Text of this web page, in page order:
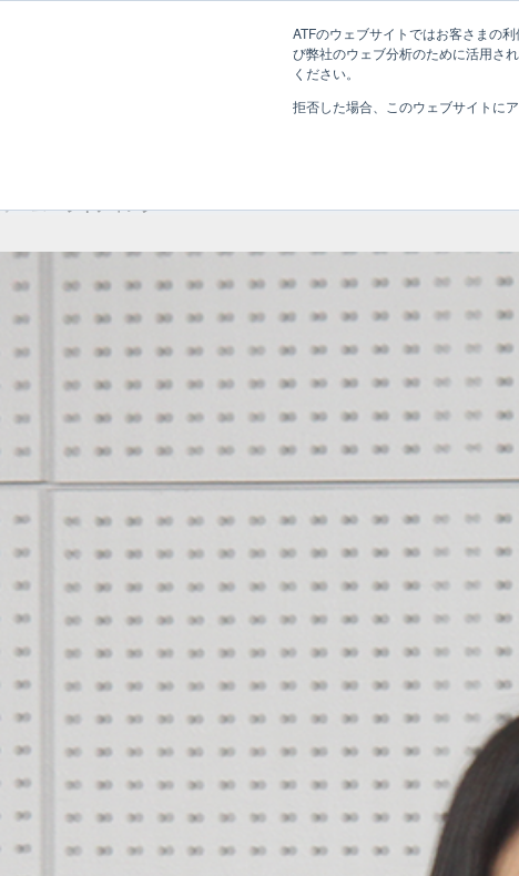
ATFのウェブサイトではお客さまの
び弊社のウェブ分析のために活用さ
ください。
拒否した場合、このウェブサイトに
Web制作考え方